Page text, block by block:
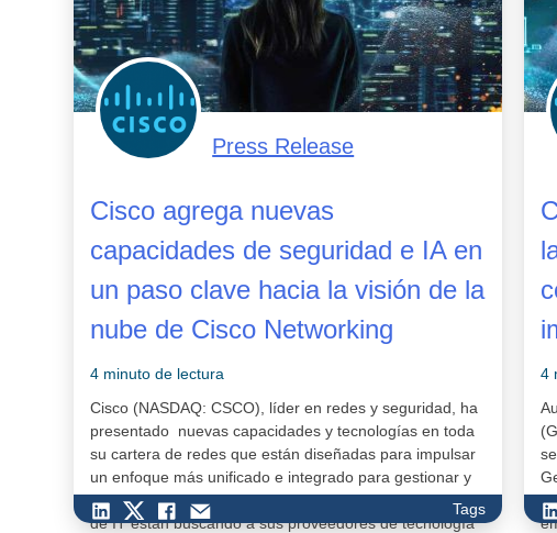
Press Release
Cisco agrega nuevas
capacidades de seguridad e IA en
un paso clave hacia la visión de la
nube de Cisco Networking
4 minuto de lectura
Cisco (NASDAQ: CSCO), líder en redes y seguridad, ha
presentado nuevas capacidades y tecnologías en toda
su cartera de redes que están diseñadas para impulsar
un enfoque más unificado e integrado para gestionar y
proteger las redes de los clientes. Las organizaciones
de IT están buscando a sus proveedores de tecnología
Tags
4